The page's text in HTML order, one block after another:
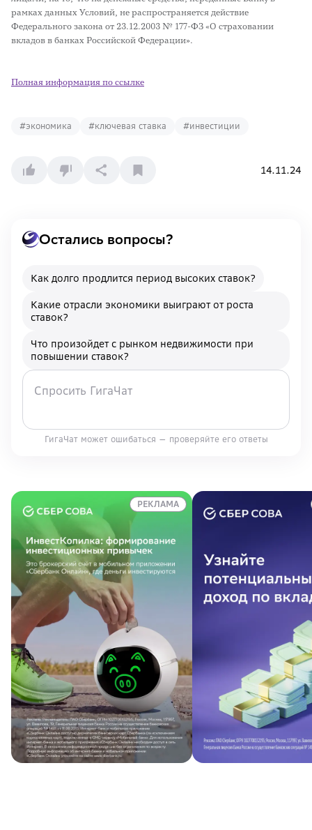
рамках данных Условий, не распространяется действие
Федерального закона от 23.12.2003 № 177-ФЗ «О страховании
вкладов в банках Российской Федерации».
Полная информация по ссылке
#экономика #ключевая ставка #инвестиции
14.11.24
Остались вопросы?
Как долго продлится период высоких ставок?
Какие отрасли экономики выиграют от роста
ставок?
Что произойдет с рынком недвижимости при
повышении ставок?
ГигаЧат может ошибаться — проверяйте его ответы
РЕКЛАМА